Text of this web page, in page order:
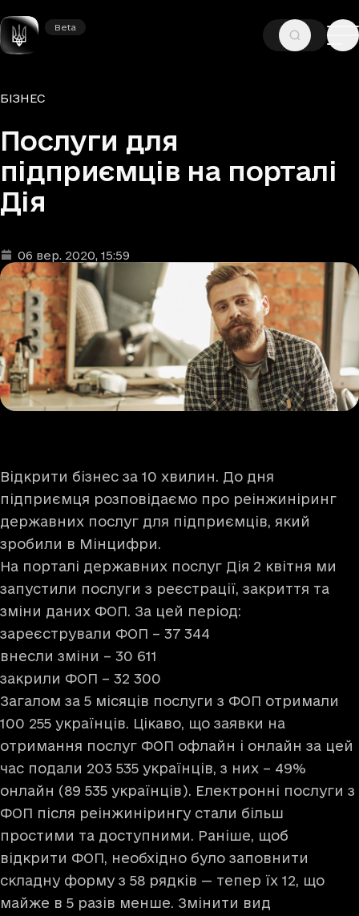
Beta
Beta
ГОЛОВНА
Рубрики
БІЗНЕС
Послуги для
підприємців на порталі
Дія
Дата та час публікації:
06 вер. 2020, 15:59
Відкрити бізнес за 10 хвилин. До дня
підприємця розповідаємо про реінжиніринг
державних послуг для підприємців, який
зробили в Мінцифри.
На порталі державних послуг Дія 2 квітня ми
запустили послуги з реєстрації, закриття та
зміни даних ФОП. За цей період:
зареєстрували ФОП – 37 344
внесли зміни – 30 611
закрили ФОП – 32 300
Загалом за 5 місяців послуги з ФОП отримали
100 255 українців. Цікаво, що заявки на
отримання послуг ФОП офлайн і онлайн за цей
час подали 203 535 українців, з них – 49%
онлайн (89 535 українців). Електронні послуги з
ФОП після реінжинірингу стали більш
простими та доступними. Раніше, щоб
відкрити ФОП, необхідно було заповнити
складну форму з 58 рядків — тепер їх 12, що
майже в 5 разів менше. Змінити вид